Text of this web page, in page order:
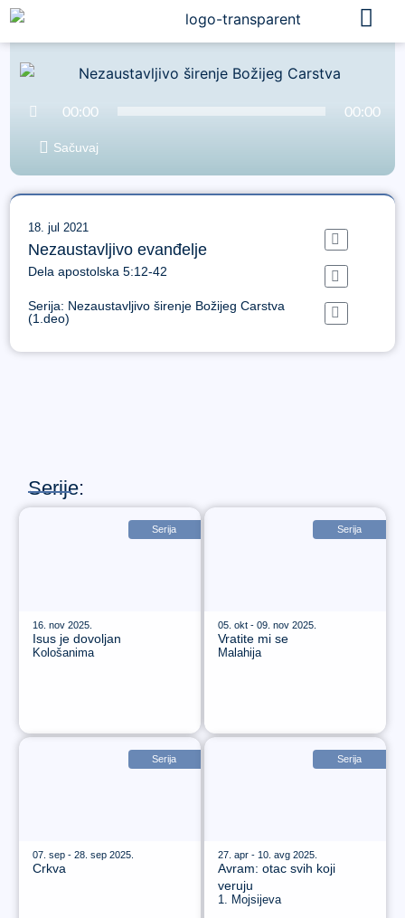
00:00 00:00
Sačuvaj
18. jul 2021
Nezaustavljivo evanđelje
Dela apostolska 5:12-42
Serija: Nezaustavljivo širenje Božijeg Carstva
(1.deo)
Serije:
Serija
16. nov 2025.
Isus je dovoljan
Kološanima
Serija
05. okt - 09. nov 2025.
Vratite mi se
Malahija
Serija
07. sep - 28. sep 2025.
Crkva
Serija
27. apr - 10. avg 2025.
Avram: otac svih koji
veruju
1. Mojsijeva